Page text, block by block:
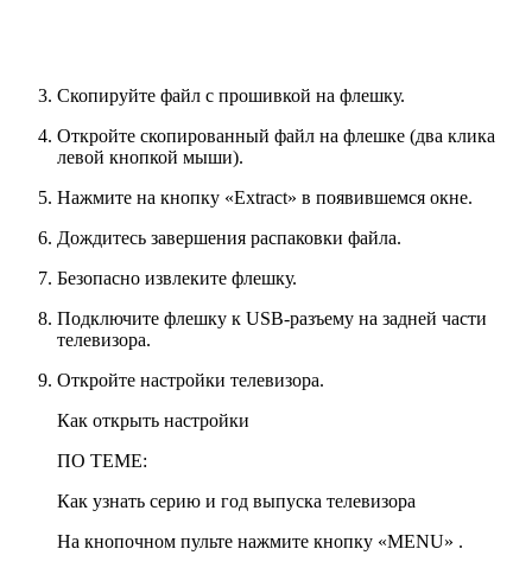
Скопируйте файл с прошивкой на флешку.
Откройте скопированный файл на флешке (два клика
левой кнопкой мыши).
Нажмите на кнопку «Extract» в появившемся окне.
Дождитесь завершения распаковки файла.
Безопасно извлеките флешку.
Подключите флешку к USB-разъему на задней части
телевизора.
Откройте настройки телевизора.
Как открыть настройки
ПО ТЕМЕ:
Как узнать серию и год выпуска телевизора
На кнопочном пульте нажмите кнопку «MENU» .